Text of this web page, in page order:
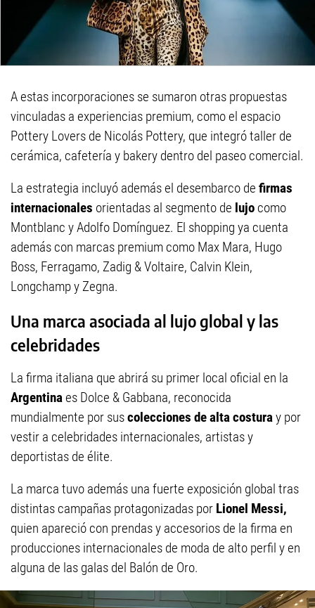
A estas incorporaciones se sumaron otras propuestas
vinculadas a experiencias premium, como el espacio
Pottery Lovers de Nicolás Pottery, que integró taller de
cerámica, cafetería y bakery dentro del paseo comercial.
La estrategia incluyó además el desembarco de firmas
internacionales orientadas al segmento de lujo como
Montblanc y Adolfo Domínguez. El shopping ya cuenta
además con marcas premium como Max Mara, Hugo
Boss, Ferragamo, Zadig & Voltaire, Calvin Klein,
Longchamp y Zegna.
Una marca asociada al lujo global y las
celebridades
La firma italiana que abrirá su primer local oficial en la
Argentinaes Dolce & Gabbana, reconocida
mundialmente por suscolecciones de alta costuray por
vestir a celebridades internacionales, artistas y
deportistas de élite.
La marca tuvo además una fuerte exposición global tras
distintas campañas protagonizadas por Lionel Messi,
quien apareció con prendas y accesorios de la firma en
producciones internacionales de moda de alto perfil y en
alguna de las galas del Balón de Oro.